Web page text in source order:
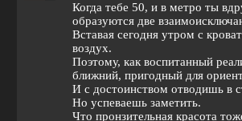
Когда тебе 50, и в метро ты
образуются две
Вставая сегодня утром с
воздух.
Поэтому, как воспитанный
ближний, пригодный для
И с достоинством отводишь в
Но успеваешь заметить.
Что пронзительная красота